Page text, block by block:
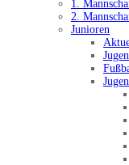
1.
2.
Junioren